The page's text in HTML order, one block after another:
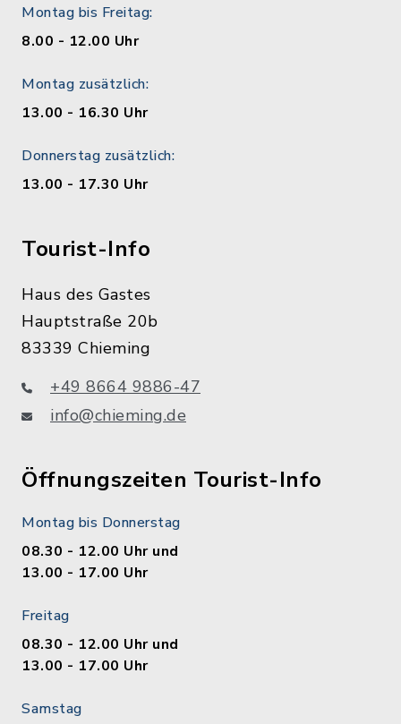
Montag bis Freitag:
8.00 - 12.00 Uhr
Montag zusätzlich:
13.00 - 16.30 Uhr
Donnerstag zusätzlich:
13.00 - 17.30 Uhr
Tourist-Info
Haus des Gastes
Hauptstraße 20b
83339 Chieming
+49 8664 9886-47
info@chieming.de
Öffnungszeiten Tourist-Info
Montag bis Donnerstag
08.30 - 12.00 Uhr und
13.00 - 17.00 Uhr
Freitag
08.30 - 12.00 Uhr und
13.00 - 17.00 Uhr
Samstag